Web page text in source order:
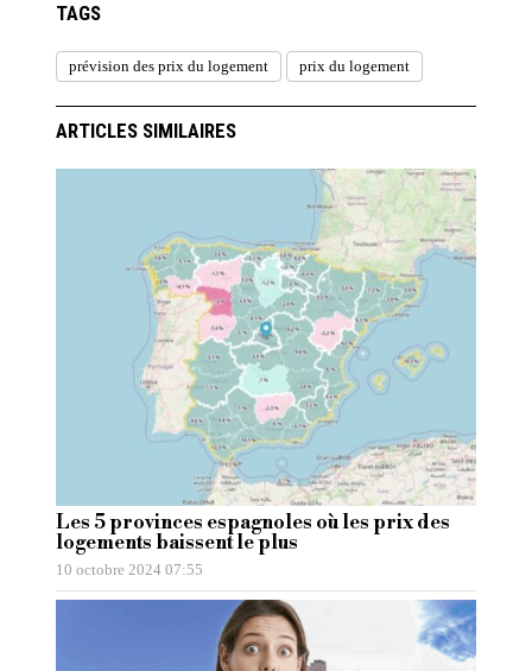
TAGS
prévision des prix du logement prix du logement
ARTICLES SIMILAIRES
Les 5 provinces espagnoles où les prix des
logements baissent le plus
10 octobre 2024 07:55